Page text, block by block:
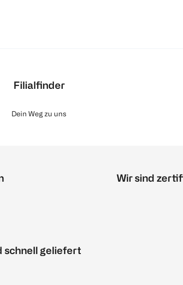
Filialfinder
Dein Weg zu uns
schnell geliefert
Wir sind